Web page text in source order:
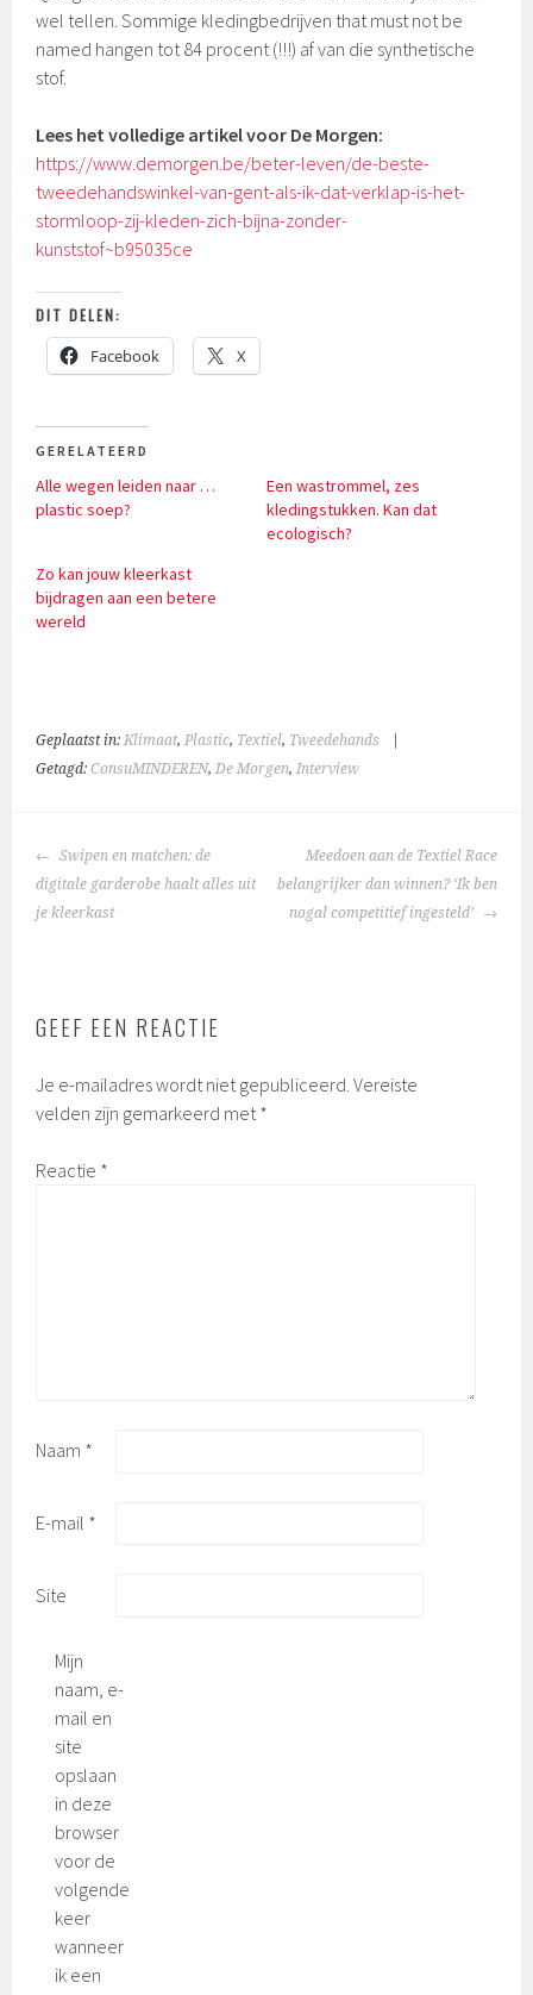
wel tellen. Sommige kledingbedrijven that must not be
named hangen tot 84 procent (!!!) af van die synthetische
stof.
Lees het volledige artikel voor De Morgen:
https://www.demorgen.be/beter-leven/de-beste-
tweedehandswinkel-van-gent-als-ik-dat-verklap-is-het-
stormloop-zij-kleden-zich-bijna-zonder-
kunststof~b95035ce
DIT DELEN:
Facebook X
GERELATEERD
Alle wegen leiden naar …
plastic soep?
Een wastrommel, zes
kledingstukken. Kan dat
ecologisch?
Zo kan jouw kleerkast
bijdragen aan een betere
wereld
Geplaatst in:Klimaat,Plastic, Textiel, Tweedehands
Getagd:ConsuMINDEREN,De Morgen,Interview
BERICHTNAVIGATIE
Swipen en matchen: de
digitale garderobe haalt alles uit
je kleerkast
Meedoen aan de Textiel Race
belangrijker dan winnen? ‘Ik ben
nogal competitief ingesteld’
GEEF EEN REACTIE
Je e-mailadres wordt niet gepubliceerd. Vereiste
velden zijn gemarkeerd met*
Reactie *
Naam *
E-mail *
Site
Mijn
naam, e-
mail en
site
opslaan
in deze
browser
voor de
volgende
keer
wanneer
ik een